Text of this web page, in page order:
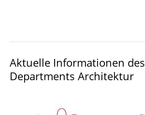
Aktuelle Informationen des
Departments Architektur